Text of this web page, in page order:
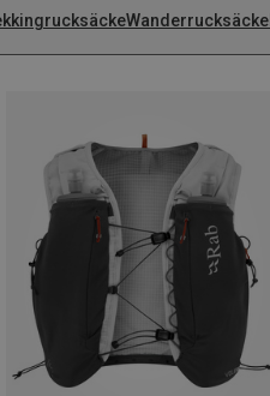
Wanderrucksäcke